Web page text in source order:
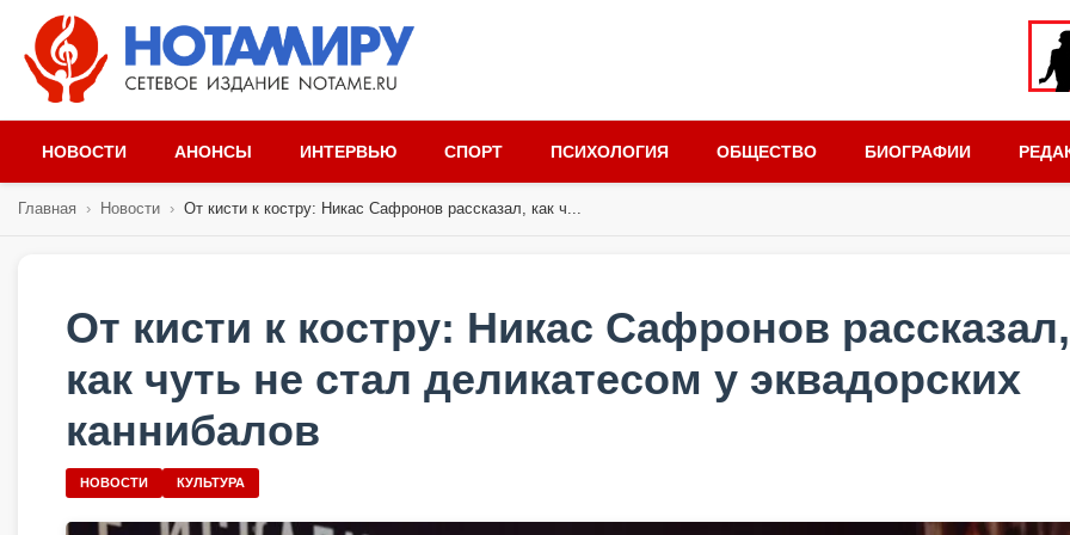
НОВОСТИ АНОНСЫ ИНТЕРВЬЮ СПОРТ ПСИХОЛОГИЯ ОБЩЕСТВО БИОГРАФИИ
Главная › Новости › От кисти к костру: Никас Сафронов рассказал, как ч...
От кисти к костру: Никас Сафронов рассказал,
как чуть не стал деликатесом у эквадорских
каннибалов
НОВОСТИ КУЛЬТУРА